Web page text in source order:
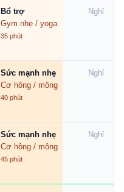
Bổ trợ
Gym nhẹ / yoga
35 phút
Nghỉ
Sức mạnh nhẹ
Cơ hông / mông
40 phút
Nghỉ
Sức mạnh nhẹ
Cơ hông / mông
45 phút
Nghỉ